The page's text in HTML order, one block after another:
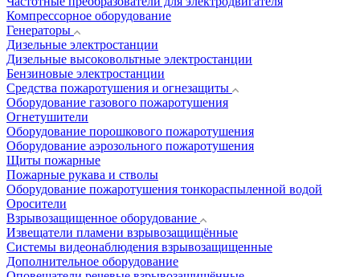
Компрессорное оборудование
Генераторы
Дизельные электростанции
Дизельные высоковольтные электростанции
Бензиновые электростанции
Средства пожаротушения и огнезащиты
Оборудование газового пожаротушения
Огнетушители
Оборудование порошкового пожаротушения
Оборудование аэрозольного пожаротушения
Щиты пожарные
Пожарные рукава и стволы
Оборудование пожаротушения тонкораспыленной водой
Оросители
Взрывозащищенное оборудование
Извещатели пламени взрывозащищённые
Системы видеонаблюдения взрывозащищенные
Дополнительное оборудование